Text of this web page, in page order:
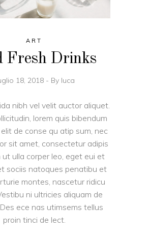
ART
Fresh Drinks
18, 2018 By luca
nibh vel velit auctor aliquet.
lorem quis bibendum
de conse qu atip sum, nec
sit amet, consectetur adipis
ut ulla corper leo, eget eui et
sociis natoques penatibu et
montes, nascetur ridicu
ni ultricies aliquam de
ece nas utimsems tellus
proin tinci de lect.